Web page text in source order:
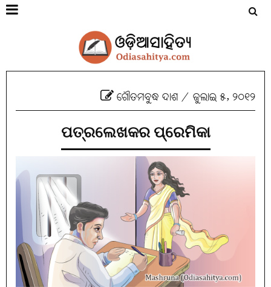
ଗୌତମବୁଦ୍ଧ ଦାଶ/ଜୁଲାଇ ୫, ୨୦୧୨
ପତ୍ରଲେଖକର ପ୍ରେମିକା